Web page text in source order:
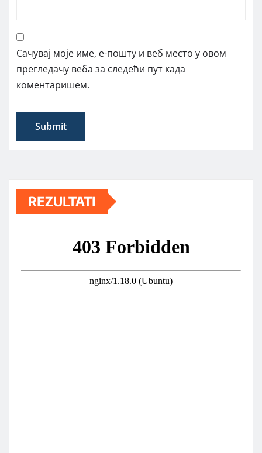
Сачувај моје име, е-пошту и веб место у овом
прегледачу веба за следећи пут када
коментаришем.
REZULTATI